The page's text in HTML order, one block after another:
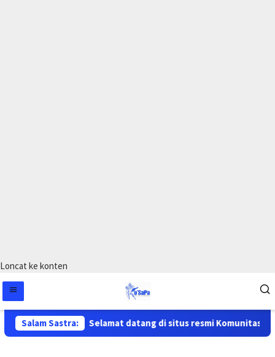
Loncat ke konten
Salam Sastra: Selamat datang di situs resmi Komunitas